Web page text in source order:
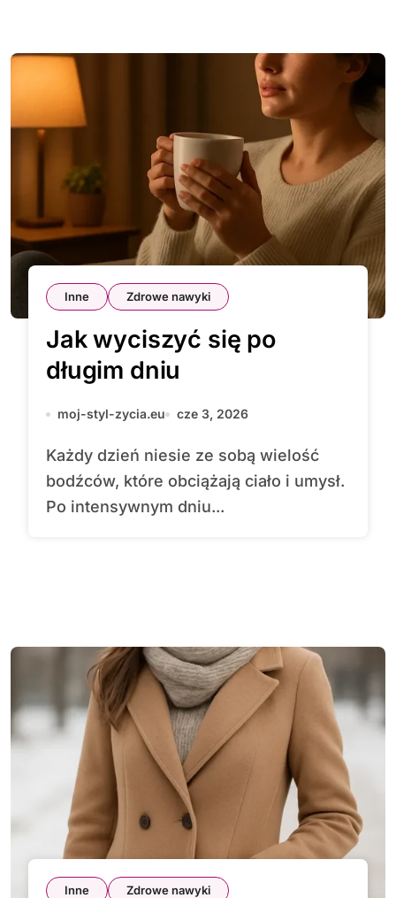
Inne Zdrowe nawyki
Jak wyciszyć się po
długim dniu
moj-styl-zycia.eu cze 3, 2026
Każdy dzień niesie ze sobą wielość
bodźców, które obciążają ciało i umysł.
Po intensywnym dniu...
Inne Zdrowe nawyki